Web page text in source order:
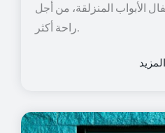
الأبواب المنزلقة، من أجل
راحة أكثر.
المزيد